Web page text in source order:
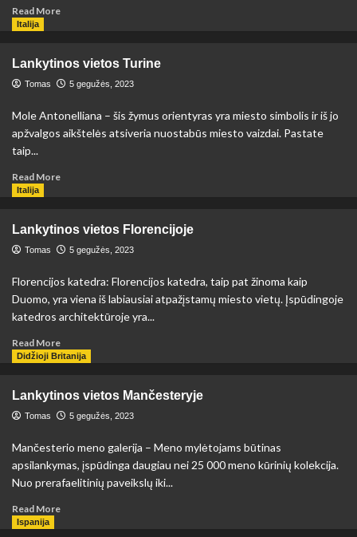
Read MoreRead
vietos
Malagoje
Italija
Lankytinos vietos Turine
Tomas 5 gegužės, 2023
Mole Antonelliana – šis žymus orientyras yra miesto simbolis ir iš jo
apžvalgos aikštelės atsiveria nuostabūs miesto vaizdai. Pastate
taip...
Read MoreRead
vietos
Turine
Italija
Lankytinos vietos Florencijoje
Tomas 5 gegužės, 2023
Florencijos katedra: Florencijos katedra, taip pat žinoma kaip
Duomo, yra viena iš labiausiai atpažįstamų miesto vietų. Įspūdingoje
katedros architektūroje yra...
Read MoreRead
more
vietos
Florencijoje
Didžioji Britanija
Lankytinos vietos Mančesteryje
Tomas 5 gegužės, 2023
Mančesterio meno galerija – Meno mylėtojams būtinas
apsilankymas, įspūdinga daugiau nei 25 000 meno kūrinių kolekcija.
Nuo prerafaelitinių paveikslų iki...
Read MoreRead
Ispanija